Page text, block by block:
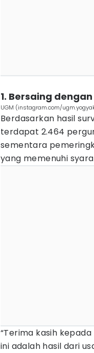
1. Bersaing
UGM (instagram.com/
Berdasarkan hasil
terdapat 2.464
sementara
yang memenuhi
“Terima kasih
ini adalah hasil dari